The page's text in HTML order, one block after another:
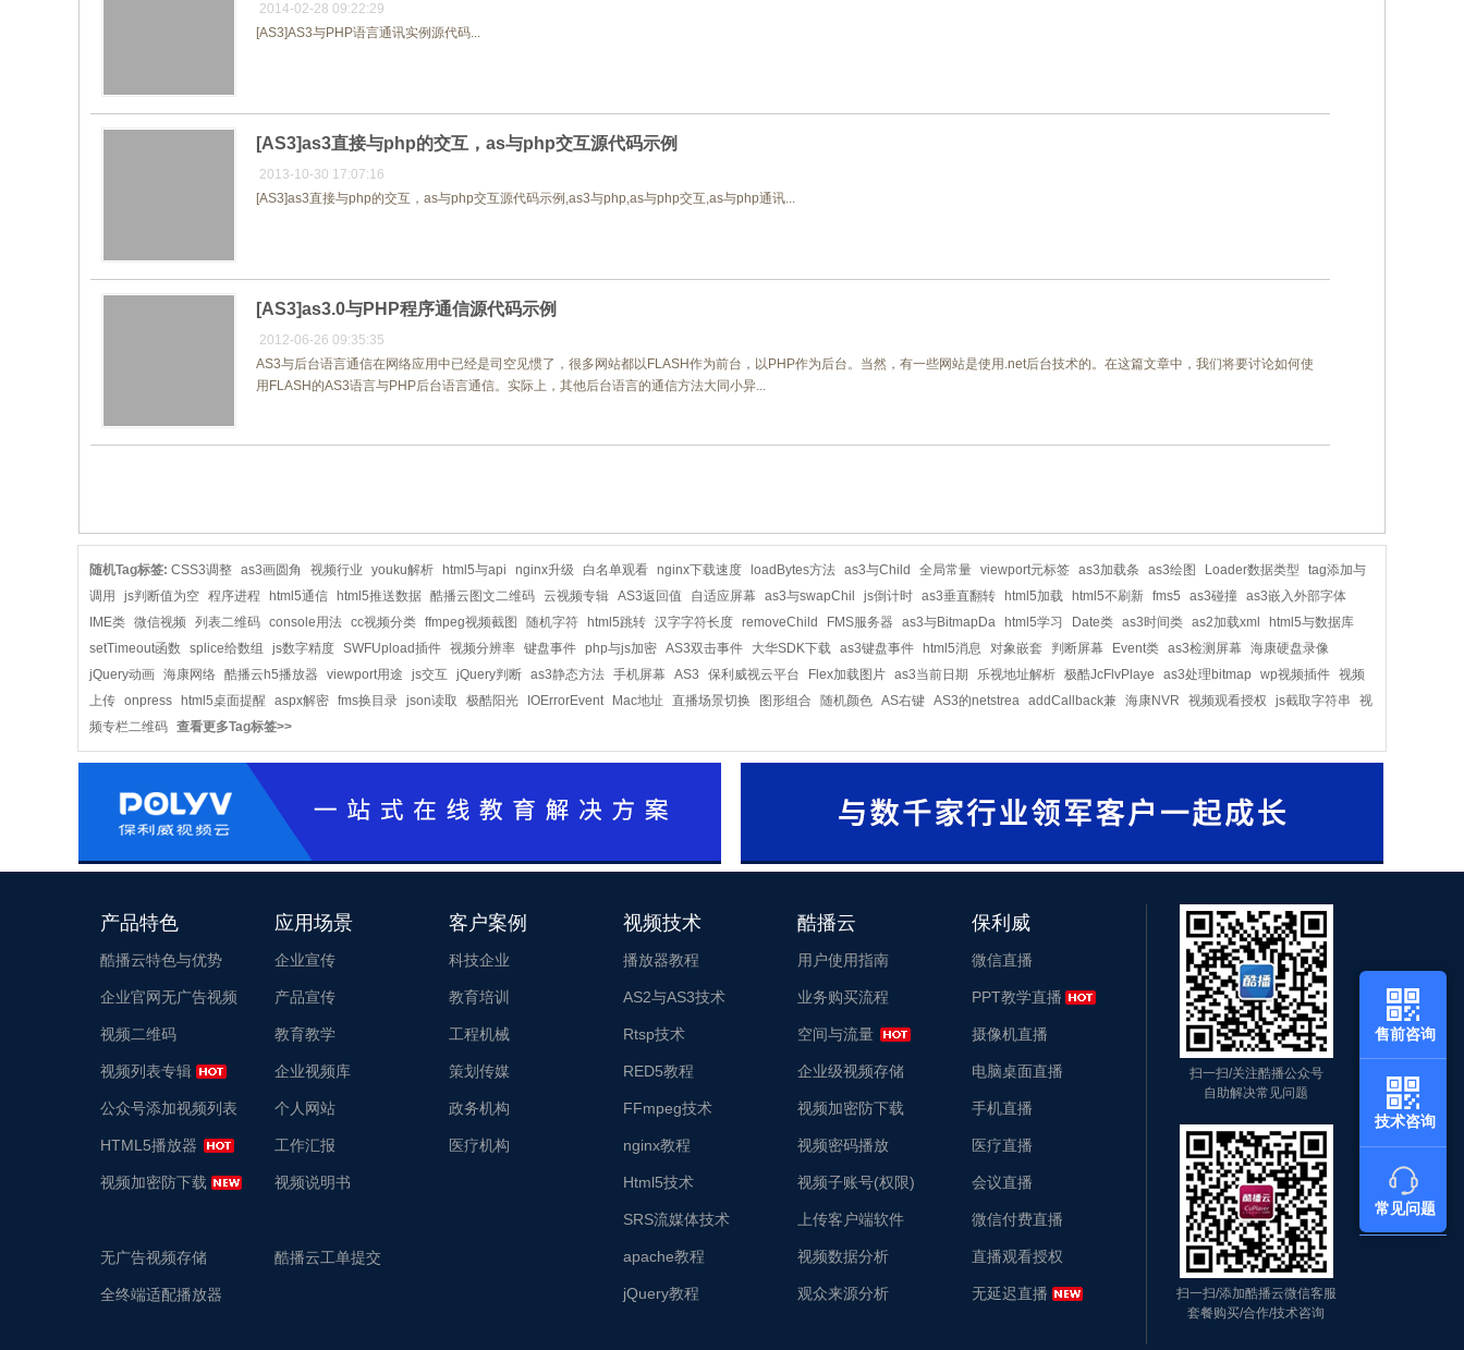
2014-02-28 09:22:29
[AS3]AS3与PHP语言通讯实例源代码...
[AS3]as3直接与php的交互，as与php交互源代码示例
2013-10-30 17:07:16
[AS3]as3直接与php的交互，as与php交互源代码示例,as3与php,as与php交互,as与php通讯...
[AS3]as3.0与PHP程序通信源代码示例
2012-06-26 09:35:35
AS3与后台语言通信在网络应用中已经是司空见惯了，很多网站都以FLASH作为前台，以PHP作为后台。当然，有一些网站是使用.net后台技术的。在这篇文章中，我们将要讨论如何使
用FLASH的AS3语言与PHP后台语言通信。实际上，其他后台语言的通信方法大同小异...
随机Tag标签: CSS3调整 as3画圆角 视频行业 youku解析 html5与api nginx升级 白名单观看 nginx下载速度 loadBytes方法 as3与Child 全局常量 viewport元标签 as3加载条 as3绘图 Loader数据类型
tag添加与
调用
js判断值为空 程序进程 html5通信 html5推送数据 酷播云图文二维码 云视频专辑 AS3返回值 自适应屏幕 as3与swapChil js倒计时 as3垂直翻转 html5加载 html5不刷新 fms5 as3碰撞 as3嵌入外部字体
IME类 微信视频 列表二维码 console用法 cc视频分类 ffmpeg视频截图 随机字符 html5跳转 汉字字符长度 removeChild FMS服务器 as3与BitmapDa html5学习 Date类 as3时间类 as2加载xml
html5与数据库
setTimeout函数
splice给数组 js数字精度 SWFUpload插件 视频分辨率 键盘事件 php与js加密 AS3双击事件 大华SDK下载 as3键盘事件 html5消息 对象嵌套 判断屏幕 Event类 as3检测屏幕
海康硬盘录像
jQuery动画 海康网络 酷播云h5播放器 viewport用途 js交互 jQuery判断 as3静态方法 手机屏幕 AS3 保利威视云平台 Flex加载图片 as3当前日期 乐视地址解析 极酷JcFlvPlaye as3处理bitmap wp视频插件 视频
上传 onpress html5桌面提醒 aspx解密 fms换目录 json读取 极酷阳光 IOErrorEvent Mac地址 直播场景切换 图形组合 随机颜色 AS右键 AS3的netstrea addCallback兼 海康NVR 视频观看授权 js截取字符串
视
频专栏二维码 查看更多Tag标签>>
产品特色
酷播云特色与优势
企业官网无广告视频
视频二维码
视频列表专辑
公众号添加视频列表
HTML5播放器
视频加密防下载
无广告视频存储
全终端适配播放器
应用场景
企业宣传
产品宣传
教育教学
企业视频库
个人网站
工作汇报
视频说明书
酷播云工单提交
客户案例
科技企业
教育培训
工程机械
策划传媒
政务机构
医疗机构
视频技术
播放器教程
AS2与AS3技术
Rtsp技术
RED5教程
FFmpeg技术
nginx教程
Html5技术
SRS流媒体技术
apache教程
jQuery教程
酷播云
用户使用指南
业务购买流程
空间与流量
企业级视频存储
视频加密防下载
视频密码播放
视频子账号(权限)
上传客户端软件
视频数据分析
观众来源分析
保利威
微信直播
PPT教学直播
摄像机直播
电脑桌面直播
手机直播
医疗直播
会议直播
微信付费直播
直播观看授权
无延迟直播
扫一扫/关注酷播公众号
自助解决常见问题
扫一扫/添加酷播云微信客服
套餐购买/合作/技术咨询
售前咨询
技术咨询
常见问题